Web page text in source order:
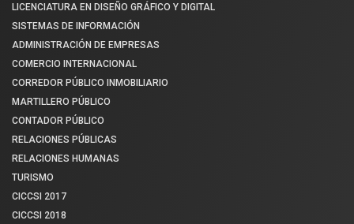
LICENCIATURA EN DISEÑO GRÁFICO Y DIGITAL
SISTEMAS DE INFORMACIÓN
ADMINISTRACIÓN DE EMPRESAS
COMERCIO INTERNACIONAL
CORREDOR PÚBLICO INMOBILIARIO
MARTILLERO PÚBLICO
CONTADOR PÚBLICO
RELACIONES PÚBLICAS
RELACIONES HUMANAS
TURISMO
CICCSI 2017
CICCSI 2018